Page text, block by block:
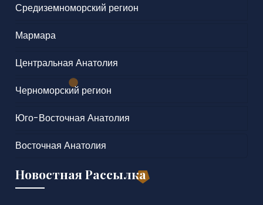
Средиземноморский регион
Мармара
Центральная Анатолия
Черноморский регион
Юго-Восточная Анатолия
Восточная Анатолия
Новостная Рассылка